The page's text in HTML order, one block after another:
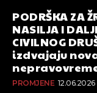
PODRŠKA ZA
NASILJA I
CIVILNOG
izdvajaju
PROMJENE 12.06.2026